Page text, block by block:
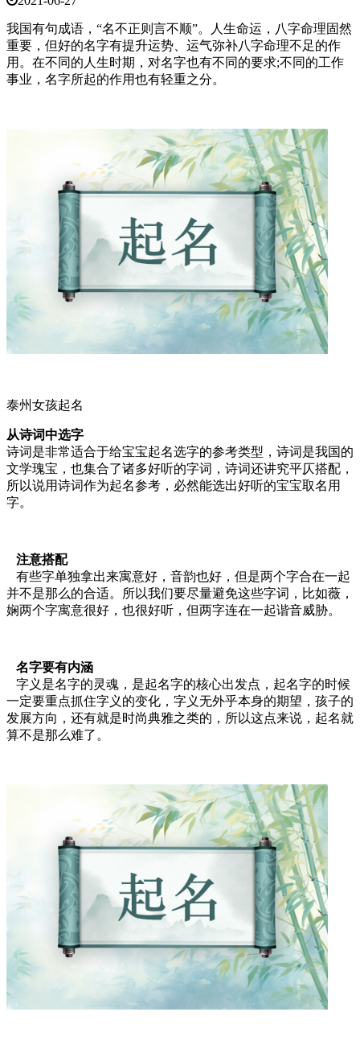
我国有句成语，“名不正则言不顺”。人生命运，八字命理固然
重要，但好的名字有提升运势、运气弥补八字命理不足的作
用。在不同的人生时期，对名字也有不同的要求;不同的工作
事业，名字所起的作用也有轻重之分。
泰州女孩起名
从诗词中选字
诗词是非常适合于给宝宝起名选字的参考类型，诗词是我国的
文学瑰宝，也集合了诸多好听的字词，诗词还讲究平仄搭配，
所以说用诗词作为起名参考，必然能选出好听的宝宝取名用
字。
注意搭配
有些字单独拿出来寓意好，音韵也好，但是两个字合在一起
并不是那么的合适。所以我们要尽量避免这些字词，比如薇，
娴两个字寓意很好，也很好听，但两字连在一起谐音威胁。
名字要有内涵
字义是名字的灵魂，是起名字的核心出发点，起名字的时候
一定要重点抓住字义的变化，字义无外乎本身的期望，孩子的
发展方向，还有就是时尚典雅之类的，所以这点来说，起名就
算不是那么难了。